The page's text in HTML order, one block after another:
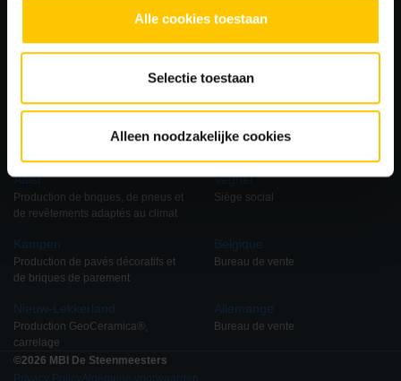
Alle cookies toestaan
Selectie toestaan
Alleen noodzakelijke cookies
Aalst
Production de briques, de pneus et
de revêtements adaptés au climat
Kampen
Production de pavés décoratifs et
de briques de parement
Nieuw-Lekkerland
Production GeoCeramica®,
carrelage
Veghel
Siège social
Belgique
Bureau de vente
Allemange
Bureau de vente
©2026 MBI De Steenmeesters
Privacy PolicyAlgemene voorwaarden